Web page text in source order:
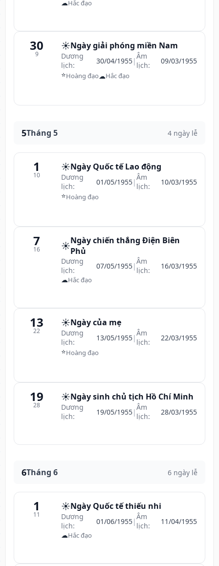
☁Hắc đạo
30
9
☀️Ngày giải phóng miền Nam
Dương
lịch:
30/04/1955|Âm
lịch:
09/03/1955
⭐Hoàng đạo☁Hắc đạo
5Tháng 5 4 ngày lễ
1
10
☀️Ngày Quốc tế Lao động
Dương
lịch:
01/05/1955|Âm
lịch:
10/03/1955
⭐Hoàng đạo
7
16 ☀️Ngày chiến thắng Điện Biên
Phủ
Dương
lịch:
07/05/1955|Âm
lịch:
16/03/1955
☁Hắc đạo
13
22
☀️Ngày của mẹ
Dương
lịch:
13/05/1955|Âm
lịch:
22/03/1955
⭐Hoàng đạo
19
28
☀️Ngày sinh chủ tịch Hồ Chí Minh
Dương
lịch:
19/05/1955|Âm
lịch:
28/03/1955
6Tháng 6 6 ngày lễ
1
11
☀️Ngày Quốc tế thiếu nhi
Dương
lịch:
01/06/1955|Âm
lịch:
11/04/1955
☁Hắc đạo